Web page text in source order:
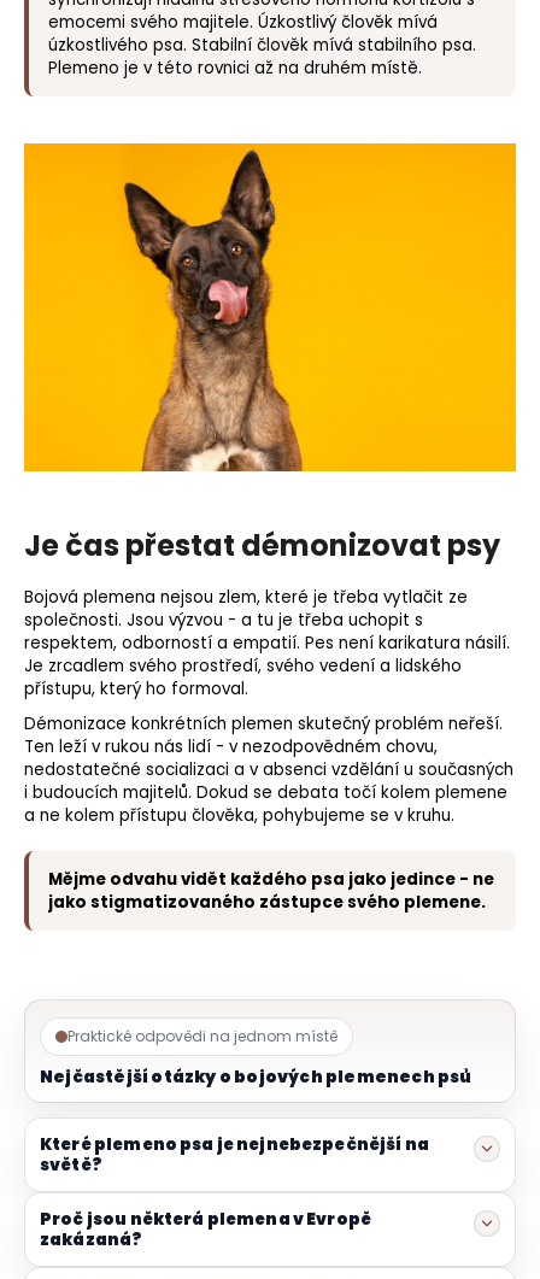
emocemi svého majitele. Úzkostlivý člověk mívá
úzkostlivého psa. Stabilní člověk mívá stabilního psa.
Plemeno je v této rovnici až na druhém místě.
Je čas přestat démonizovat psy
Bojová plemena nejsou zlem, které je třeba vytlačit ze
společnosti. Jsou výzvou - a tu je třeba uchopit s
respektem, odborností a empatií. Pes není karikatura násilí.
Je zrcadlem svého prostředí, svého vedení a lidského
přístupu, který ho formoval.
Démonizace konkrétních plemen skutečný problém neřeší.
Ten leží v rukou nás lidí - v nezodpovědném chovu,
nedostatečné socializaci a v absenci vzdělání u současných
i budoucích majitelů. Dokud se debata točí kolem plemene
a ne kolem přístupu člověka, pohybujeme se v kruhu.
Mějme odvahu vidět každého psa jako jedince - ne
jako stigmatizovaného zástupce svého plemene.
Praktické odpovědi na jednom místě
Nejčastější otázky o bojových plemenech psů
Které plemeno psa je nejnebezpečnější na
světě?
Proč jsou některá plemena v Evropě
zakázaná?